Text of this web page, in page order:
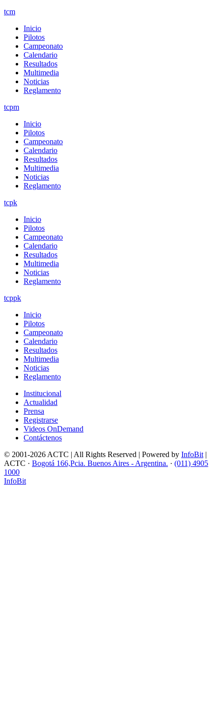
tcm
Inicio
Pilotos
Campeonato
Calendario
Resultados
Multimedia
Noticias
Reglamento
tcpm
Inicio
Pilotos
Campeonato
Calendario
Resultados
Multimedia
Noticias
Reglamento
tcpk
Inicio
Pilotos
Campeonato
Calendario
Resultados
Multimedia
Noticias
Reglamento
tcppk
Inicio
Pilotos
Campeonato
Calendario
Resultados
Multimedia
Noticias
Reglamento
Institucional
Actualidad
Prensa
Registrarse
Videos OnDemand
Contáctenos
© 2001-2026 ACTC | All Rights Reserved | Powered by InfoBit|
ACTC · Bogotá 166,Pcia. Buenos Aires - Argentina. · (011) 4905
1000
InfoBit